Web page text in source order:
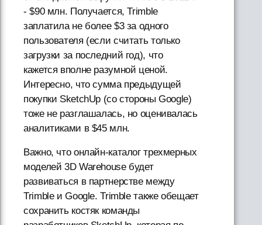
- $90 млн. Получается, Trimble
заплатила не более $3 за одного
пользователя (если считать только
загрузки за последний год), что
кажется вполне разумной ценой.
Интересно, что сумма предыдущей
покупки SketchUp (со стороны Google)
тоже не разглашалась, но оценивалась
аналитиками в $45 млн.
Важно, что онлайн-каталог трехмерных
моделей 3D Warehouse будет
развиваться в партнерстве между
Trimble и Google. Trimble также обещает
сохранить костяк команды